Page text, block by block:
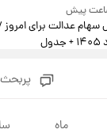
مسی عزادار شد! +
ماه